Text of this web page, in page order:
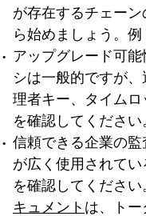
が存在するチェー
ら始めましょう。例
アップグレード可
シは一般的ですが
理者キー、タイム
を確認してください
信頼できる企業の
が広く使用されて
を確認してください
キュメント は、ト